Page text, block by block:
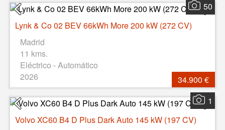
50
Lynk & Co 02 BEV 66kWh More 200 kW (272 CV)
Madrid
11 kms.
Eléctrico - Automático
2026
34.900 €
1
Volvo XC60 B4 D Plus Dark Auto 145 kW (197 CV)